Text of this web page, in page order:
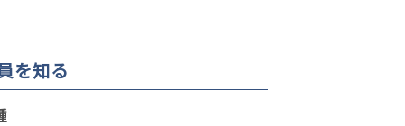
を知る